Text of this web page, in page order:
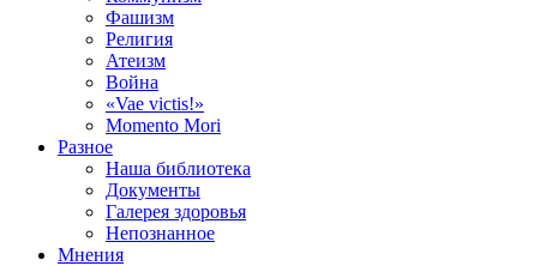
Фашизм
Религия
Атеизм
Война
«Vae victis!»
Momento Mori
Разное
Наша библиотека
Документы
Галерея здоровья
Непознанное
Мнения